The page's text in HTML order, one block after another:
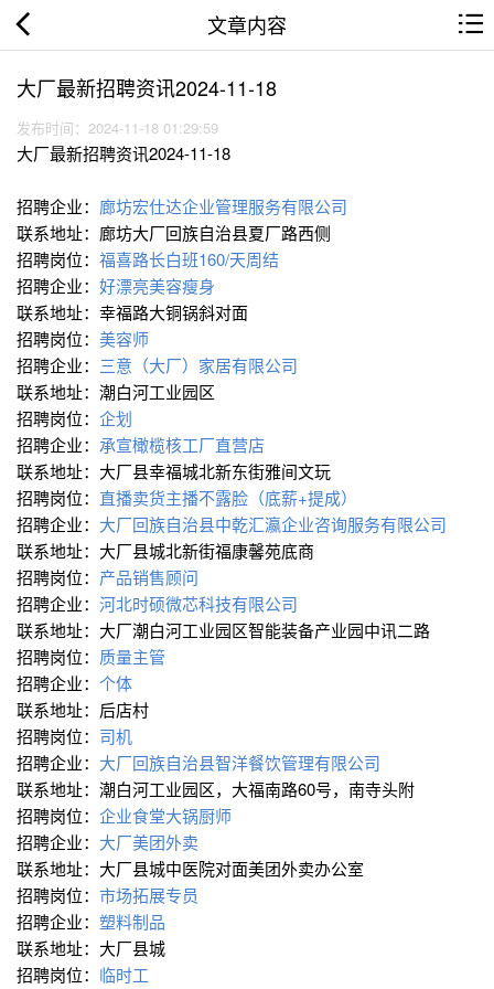
文章内容
大厂最新招聘资讯2024-11-18
发布时间：2024-11-18 01:29:59
大厂最新招聘资讯2024-11-18
招聘企业： 廊坊宏仕达企业管理服务有限公司
联系地址：廊坊大厂回族自治县夏厂路西侧
招聘岗位： 福喜路长白班160/天周结
招聘企业： 好漂亮美容瘦身
联系地址：幸福路大铜锅斜对面
招聘岗位： 美容师
招聘企业： 三意（大厂）家居有限公司
联系地址：潮白河工业园区
招聘岗位： 企划
招聘企业： 承宣橄榄核工厂直营店
联系地址：大厂县幸福城北新东街雅间文玩
招聘岗位： 直播卖货主播不露脸（底薪+提成）
招聘企业： 大厂回族自治县中乾汇瀛企业咨询服务有限公司
联系地址：大厂县城北新街福康馨苑底商
招聘岗位： 产品销售顾问
招聘企业： 河北时硕微芯科技有限公司
联系地址：大厂潮白河工业园区智能装备产业园中讯二路
招聘岗位： 质量主管
招聘企业： 个体
联系地址：后店村
招聘岗位： 司机
招聘企业： 大厂回族自治县智洋餐饮管理有限公司
联系地址：潮白河工业园区，大福南路60号，南寺头附
招聘岗位： 企业食堂大锅厨师
招聘企业： 大厂美团外卖
联系地址：大厂县城中医院对面美团外卖办公室
招聘岗位： 市场拓展专员
招聘企业： 塑料制品
联系地址：大厂县城
招聘岗位： 临时工